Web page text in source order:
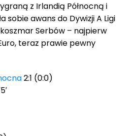
z Irlandią Północną i
sobie awans do Dywizji A Ligi
Serbów – najpierw
teraz prawie pewny
2:1 (0:0)